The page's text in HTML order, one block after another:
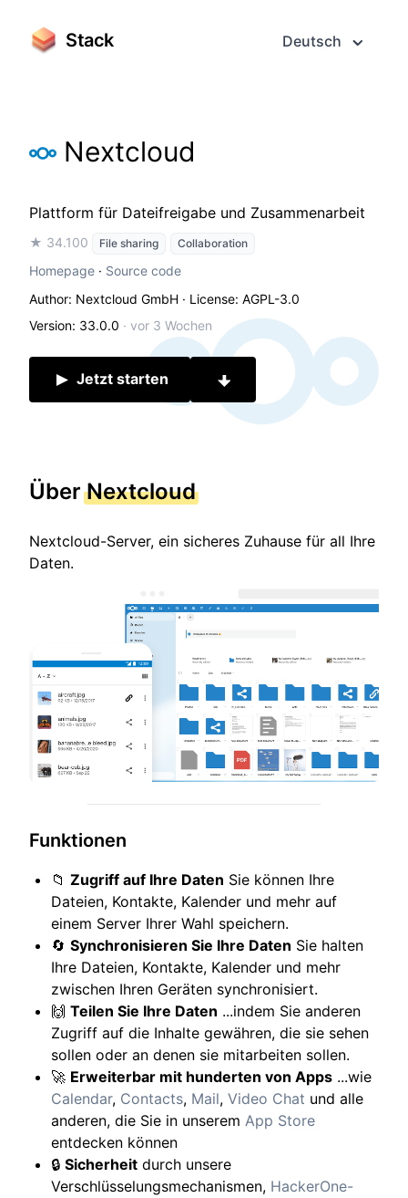
Stack Deutsch
Nextcloud
Plattform für Dateifreigabe und Zusammenarbeit
★ 34.100 File sharing Collaboration
Homepage · Source code
Author: Nextcloud GmbH · License: AGPL-3.0
Version: 33.0.0 · vor 3 Wochen
Jetzt starten
ÜberNextcloud
Nextcloud-Server, ein sicheres Zuhause für all Ihre
Daten.
Funktionen
📁 Zugriff auf Ihre Daten Sie können Ihre
Dateien, Kontakte, Kalender und mehr auf
einem Server Ihrer Wahl speichern.
🔄 Synchronisieren Sie Ihre Daten Sie halten
Ihre Dateien, Kontakte, Kalender und mehr
zwischen Ihren Geräten synchronisiert.
🙌 Teilen Sie Ihre Daten ...indem Sie anderen
Zugriff auf die Inhalte gewähren, die sie sehen
sollen oder an denen sie mitarbeiten sollen.
🚀 Erweiterbar mit hunderten von Apps ...wie
Calendar, Contacts, Mail, Video Chat und alle
anderen, die Sie in unserem App Store
entdecken können
🔒 Sicherheit durch unsere
Verschlüsselungsmechanismen, HackerOne-